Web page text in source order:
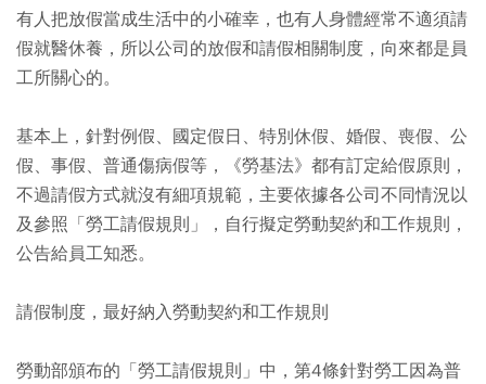
有人把放假當成生活中的小確幸，也有人身體經常不適須請
假就醫休養，所以公司的放假和請假相關制度，向來都是員
工所關心的。
基本上，針對例假、國定假日、特別休假、婚假、喪假、公
假、事假、普通傷病假等，《勞基法》都有訂定給假原則，
不過請假方式就沒有細項規範，主要依據各公司不同情況以
及參照「勞工請假規則」，自行擬定勞動契約和工作規則，
公告給員工知悉。
請假制度，最好納入勞動契約和工作規則
勞動部頒布的「勞工請假規則」中，第4條針對勞工因為普